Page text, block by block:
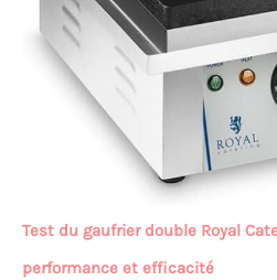
Test du gaufrier double Royal
performance et efficacité